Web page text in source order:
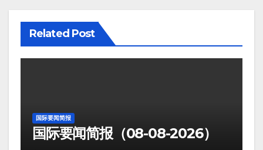
Related Post
国际要闻简报
国际要闻简报（08-08-2026）